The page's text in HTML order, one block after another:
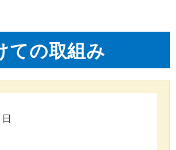
ての取組み